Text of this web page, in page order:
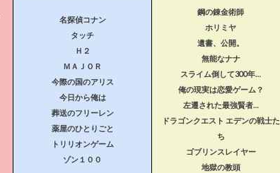
名探偵コナン
タッチ
Ｈ２
ＭＡＪＯＲ
今際の国のアリス
今日から俺は
葬送のフリーレン
薬屋のひとりごと
トリリオンゲーム
ゾン１００
鋼の錬金術師
ホリミヤ
遺書、公開。
無能なナナ
スライム倒して300年…
俺の現実は恋愛ゲーム？
左遷された最強賢者…
ドラゴンクエスト エデンの戦士た
ち
ゴブリンスレイヤー
地獄の教頭